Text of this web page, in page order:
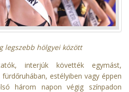
legszebb hölgyei között
interjúk követték egymást,
estélyiben vagy éppen
három napon végig színpadon